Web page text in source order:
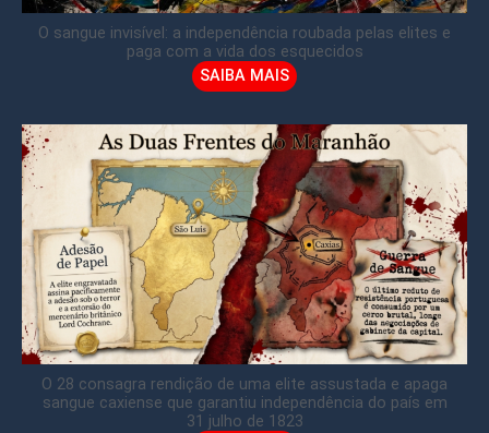
O sangue invisível: a independência roubada pelas elites e
paga com a vida dos esquecidos
SAIBA MAIS
O 28 consagra rendição de uma elite assustada e apaga
sangue caxiense que garantiu independência do país em
31 julho de 1823